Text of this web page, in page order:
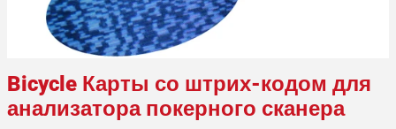
Bicycle Карты со штрих-кодом для
анализатора покерного сканера